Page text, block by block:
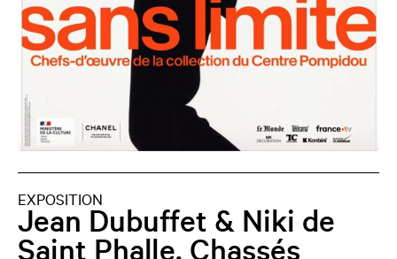
EXPOSITION
Jean Dubuffet & Niki de